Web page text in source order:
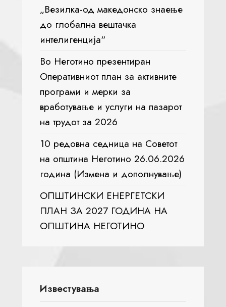
„Везилка-од македонско знаење
до глобална вештачка
интелигенција“
Во Неготино презентиран
Оперативниот план за активните
програми и мерки за
вработување и услуги на пазарот
на трудот за 2026
10 редовна седница на Советот
на општина Неготино 26.06.2026
година (Измена и дополнување)
ОПШТИНСКИ ЕНЕРГЕТСКИ
ПЛАН ЗА 2027 ГОДИНА НА
ОПШТИНА НЕГОТИНО
Известувања